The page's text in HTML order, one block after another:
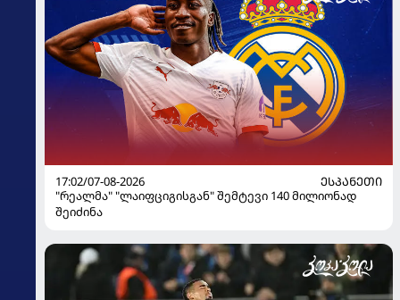
17:02/07-08-2026
ᲔᲡᲞᲐᲜᲔᲗᲘ
"რეალმა" "ლაიფციგისგან" შემტევი 140 მილიონად
შეიძინა